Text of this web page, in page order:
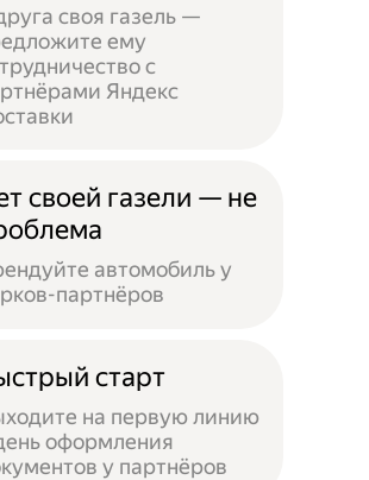
своя газель —
ему
с
Яндекс
своей газели — не
автомобиль у
партнёров
старт
на первую линию
оформления
у партнёров